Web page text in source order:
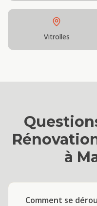
Vitrolles
à
Comment se